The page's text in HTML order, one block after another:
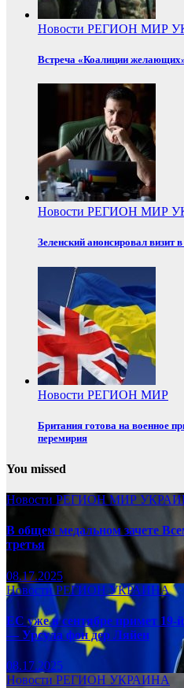
Новости РЕГИОН МИР
Встреча «Коалиции желающих»
Новости РЕГИОН МИР
Зеленский анонсировал визит
Новости РЕГИОН МИР
Британия готова на военное
перемирия
You missed
Новости РЕГИОНМИР
В общем медальном зачете
третья
08.17.2025
НовостиРЕГИОНУКРАИНА
ЕС уже в сентябре примет 19-
— Урсула фон дер Ляйен
08.17.2025
Новости РЕГИОН УКРАИНА